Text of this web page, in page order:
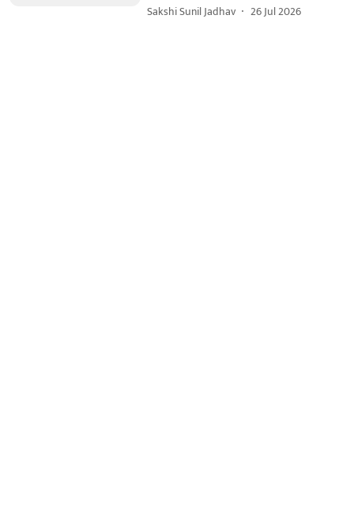
Sakshi Sunil Jadhav 26 Jul 2026